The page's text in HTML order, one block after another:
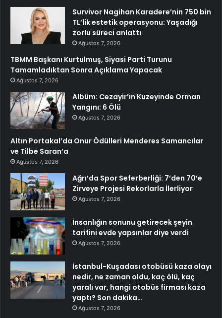
Survivor Nagihan Karadere’nin 750 bin
TL’lik estetik operasyonu: Yaşadığı
zorlu süreci anlattı
Ağustos 7, 2026
TBMM Başkanı Kurtulmuş, Siyasi Parti Turunu
Tamamladıktan Sonra Açıklama Yapacak
Ağustos 7, 2026
Albüm: Cezayir’in Kuzeyinde Orman
Yangını: 6 Ölü
Ağustos 7, 2026
Altın Portakal’da Onur Ödülleri Menderes Samancılar
ve Tilbe Saran’a
Ağustos 7, 2026
Ağrı’da Spor Seferberliği: 7’den 70’e
Zirveye Projesi Rekorlarla İlerliyor
Ağustos 7, 2026
İnsanlığın sonunu getirecek şeyin
tarifini evde yapsınlar diye verdi
Ağustos 7, 2026
İstanbul-Kuşadası otobüsü kaza olayı
nedir, ne zaman oldu, kaç ölü, kaç
yaralı var, hangi otobüs firması kaza
yaptı? Son dakika…
Ağustos 7, 2026